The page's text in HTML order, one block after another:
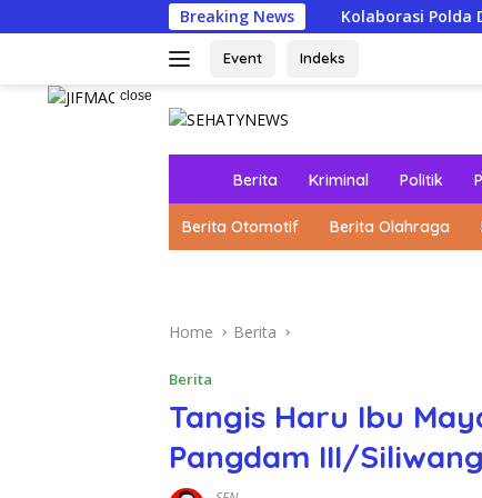
to
Breaking News
Kolaborasi Polda DIY dan
Event Indeks
close
m
e
Berita Kriminal Politik
Berita Otomotif Berita Olahraga
Home Berita
Berita
Tangis Haru Ibu
Pangdam III/